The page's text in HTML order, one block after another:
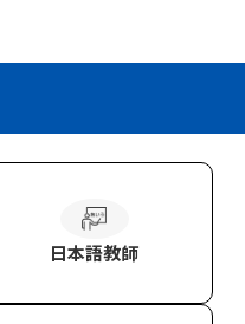
日本語教師